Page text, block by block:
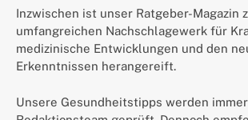
Inzwischen ist unser Ratgeber-Magazin
umfangreichen Nachschlagewerk für
medizinische Entwicklungen und den
Erkenntnissen herangereift.
Unsere Gesundheitstipps werden